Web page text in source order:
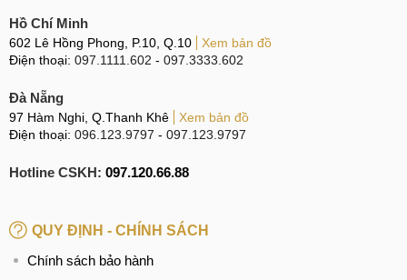
nặng đè lên máy.
Nên trang bị thêm ốp lưng, bao da cho Xiaomi Pad 6
chung.
Tỷ lệ người dùng làm hư hỏng, nứt vỡ màn hình khá nhiều,
bằng chứng là MobileCity đã ghi nhận được nhiều ca gặp
Hồ Chí Minh
602 Lê Hồng Phong, P.10, Q.10
Xem bản đồ
Điện thoại: 097.1111.602 - 097.3333.602
Đà Nẵng
97 Hàm Nghi, Q.Thanh Khê
Xem bản đồ
Điện thoại: 096.123.9797 - 097.123.9797
Hotline CSKH: 097.120.66.88
QUY ĐỊNH - CHÍNH SÁCH
Chính sách bảo hành